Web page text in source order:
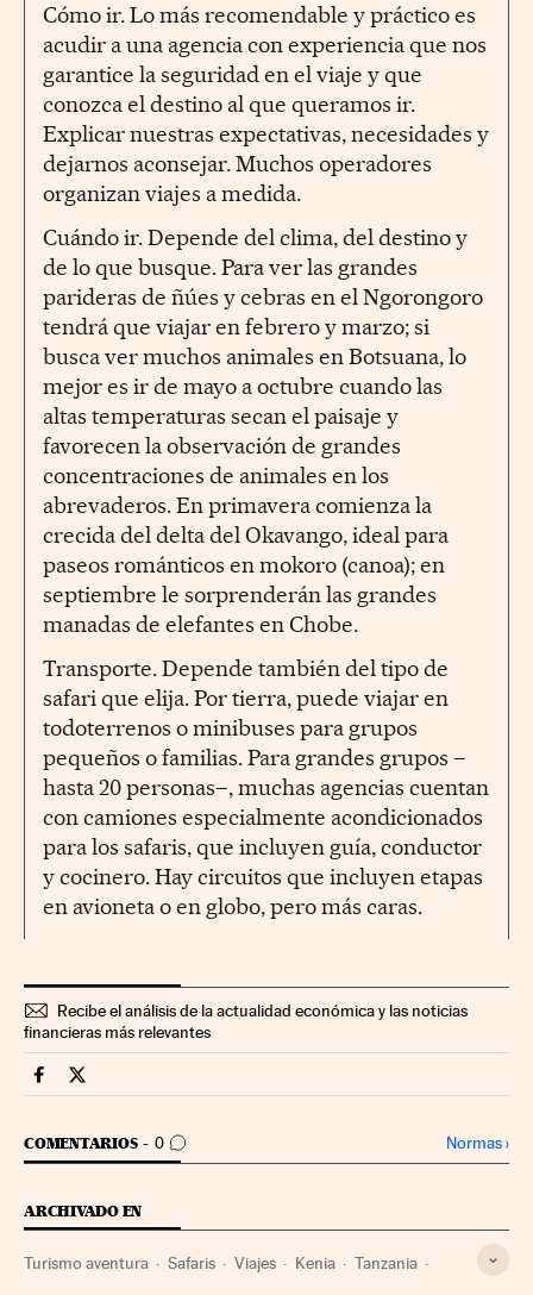
Cómo ir. Lo más recomendable y práctico es
acudir a una agencia con experiencia que nos
garantice la seguridad en el viaje y que
conozca el destino al que queramos ir.
Explicar nuestras expectativas, necesidades y
dejarnos aconsejar. Muchos operadores
organizan viajes a medida.
Cuándo ir. Depende del clima, del destino y
de lo que busque. Para ver las grandes
parideras de ñúes y cebras en el Ngorongoro
tendrá que viajar en febrero y marzo; si
busca ver muchos animales en Botsuana, lo
mejor es ir de mayo a octubre cuando las
altas temperaturas secan el paisaje y
favorecen la observación de grandes
concentraciones de animales en los
abrevaderos. En primavera comienza la
crecida del delta del Okavango, ideal para
paseos románticos en mokoro (canoa); en
septiembre le sorprenderán las grandes
manadas de elefantes en Chobe.
Transporte. Depende también del tipo de
safari que elija. Por tierra, puede viajar en
todoterrenos o minibuses para grupos
pequeños o familias. Para grandes grupos –
hasta 20 personas–, muchas agencias cuentan
con camiones especialmente acondicionados
para los safaris, que incluyen guía, conductor
y cocinero. Hay circuitos que incluyen etapas
en avioneta o en globo, pero más caras.
Recibe el análisis de la actualidad económica y las noticias
financieras más relevantes
Fortunas Cinco Días en Facebook
Fortunas Cinco Días en Twitter
COMENTARIOS 0
IR A LOS COMENTARIOS Normas›
ARCHIVADO EN
Turismo aventura Safaris Viajes Kenia Tanzania